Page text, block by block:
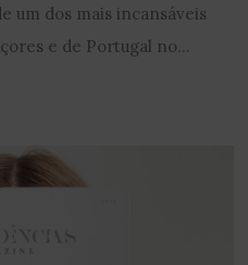
um dos mais incansáveis
e de Portugal no...